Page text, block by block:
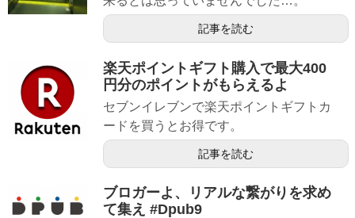
記事を読む
楽天ポイントギフト購入で最大400
円分のポイントがもらえるよ
セブンイレブンで楽天ポイントギフトカ
ードを買うとお得です。
記事を読む
ブロガーよ、リアルな繋がりを求め
て集え #Dpub9